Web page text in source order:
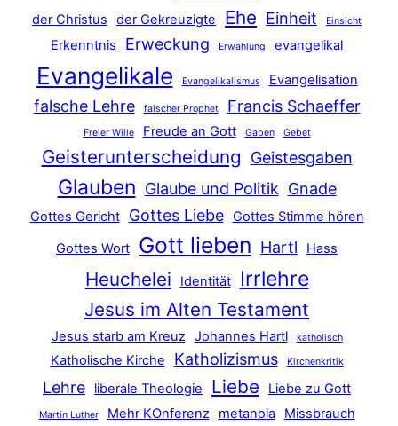
der Christus der Gekreuzigte Ehe Einheit Einsicht
Erkenntnis Erweckung Erwählung evangelikal
Evangelikale Evangelikalismus Evangelisation
falsche Lehre falscher Prophet Francis Schaeffer
Freier Wille Freude an Gott Gaben Gebet
Geisterunterscheidung Geistesgaben
Glauben Glaube und Politik Gnade
Gottes Gericht Gottes Liebe Gottes Stimme hören
Gottes Wort
Gott lieben Hartl Hass
Heuchelei Identität Irrlehre
Jesus im Alten Testament
Jesus starb am Kreuz Johannes Hartl katholisch
Katholische Kirche Katholizismus Kirchenkritik
Lehre liberale Theologie Liebe Liebe zu Gott
Martin Luther Mehr KOnferenz metanoia Missbrauch